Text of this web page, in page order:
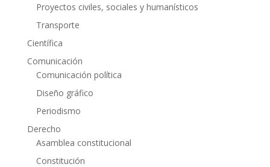
Proyectos civiles, sociales y humanísticos
Transporte
Científica
Comunicación
Comunicación política
Diseño gráfico
Periodismo
Derecho
Asamblea constitucional
Constitución